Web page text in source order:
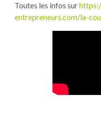
Toutes les infos sur
entrepreneurs.com/la-